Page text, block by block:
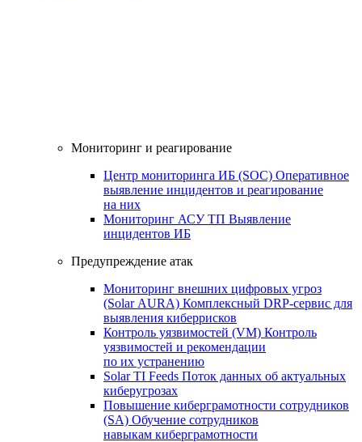
Мониторинг и реагирование
Центр мониторинга ИБ (SOC) Оперативное
выявление инцидентов и реагирование
на них
Мониторинг АСУ ТП Выявление
инцидентов ИБ
Предупреждение атак
Мониторинг внешних цифровых угроз
(Solar AURA) Комплексный DRP-сервис для
выявления киберрисков
Контроль уязвимостей (VM) Контроль
уязвимостей и рекомендации
по их устранению
Solar TI Feeds Поток данных об актуальных
киберугрозах
Повышение киберграмотности сотрудников
(SA) Обучение сотрудников
навыкам киберграмотности